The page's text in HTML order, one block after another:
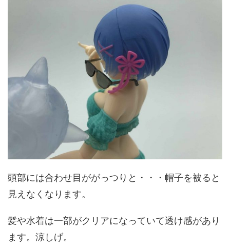
頭部には合わせ目ががっつりと・・・帽子を被ると
見えなくなります。
髪や水着は一部がクリアになっていて透け感があり
ます。涼しげ。